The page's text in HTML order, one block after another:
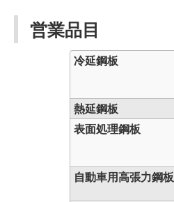
営業品目
冷延鋼板
熱延鋼板
表面処理鋼板
自動車用高張力鋼板